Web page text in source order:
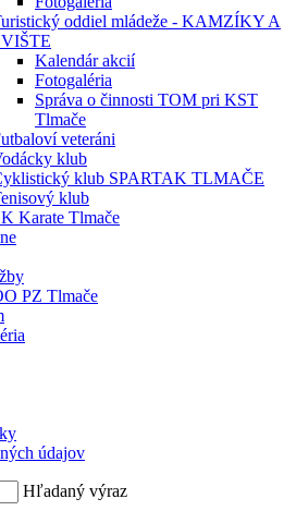
oddiel mládeže - KAMZÍKY A
Kalendár akcií
Fotogaléria
Správa o činnosti TOM pri KST
Tlmače
veteráni
klub
klub SPARTAK TLMAČE
klub
Karate Tlmače
PZ Tlmače
údajov
Hľadaný výraz